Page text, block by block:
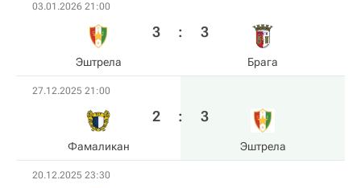
03.01.2026 21:00
Эштрела
3 : 3
Брага
27.12.2025 21:00
Фамаликан
2 : 3
Эштрела
20.12.2025 23:30